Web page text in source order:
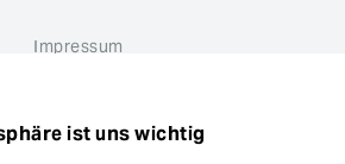
Impressum
ist uns wichtig